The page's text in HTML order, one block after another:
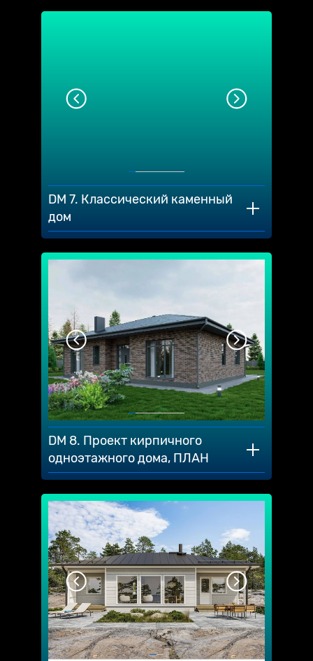
DM 7. Классический каменный
дом
DM 8. Проект кирпичного
одноэтажного дома, ПЛАН